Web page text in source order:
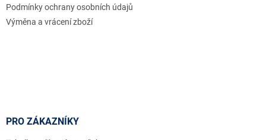
Podmínky ochrany osobních údajů
Výměna a vrácení zboží
PRO ZÁKAZNÍKY